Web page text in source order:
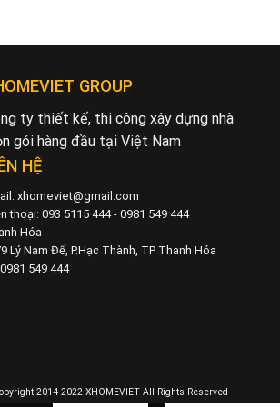
GROUP
ty thiết kế, thi công xây dựng nhà
gói hàng đầu tại Việt Nam
HỆ
xhomeviet@gmail.com
thoại: 093 5115 444 - 0981 549 444
Hóa
Lý Nam Đế, P.Hạc Thành, TP Thanh Hóa
0981 549 444
2014-2022 XHOMEVIET All Rights Reserved